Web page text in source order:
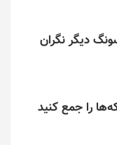
دیگر نگران